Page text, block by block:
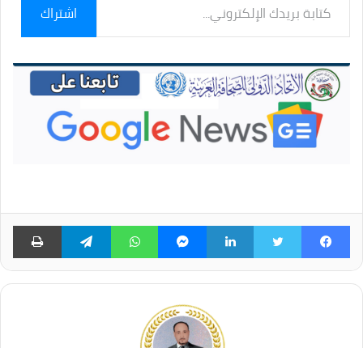
بريدك
الإلكتروني...
اشتراك
فيسبوك لينكدإن ماسنجر واتساب تيلقرام